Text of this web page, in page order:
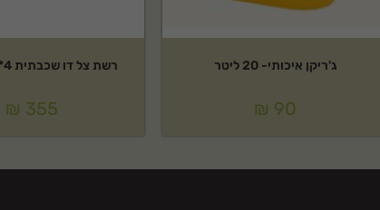
ג'ריקן איכותי- 20 ליטר
₪ 90
רשת צל דו שכבתית 4*4+טבעות
₪ 355